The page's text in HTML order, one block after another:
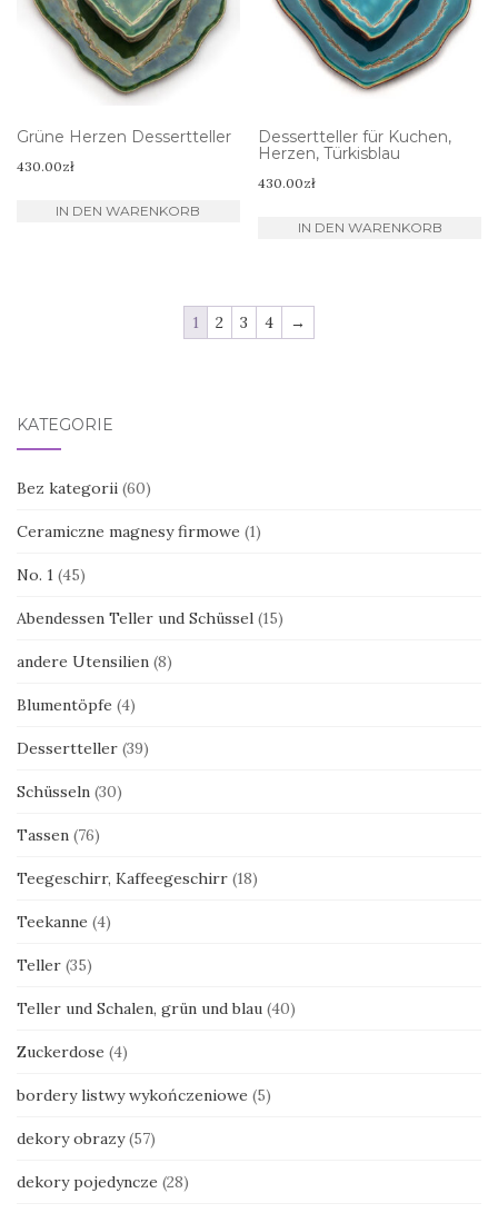
Grüne Herzen Dessertteller
430.00zł
IN DEN WARENKORB
Dessertteller für Kuchen,
Herzen, Türkisblau
430.00zł
IN DEN WARENKORB
1 2 3 4 →
KATEGORIE
Bez kategorii (60)
Ceramiczne magnesy firmowe (1)
No. 1 (45)
Abendessen Teller und Schüssel (15)
andere Utensilien (8)
Blumentöpfe (4)
Dessertteller (39)
Schüsseln (30)
Tassen (76)
Teegeschirr, Kaffeegeschirr (18)
Teekanne (4)
Teller (35)
Teller und Schalen, grün und blau (40)
Zuckerdose (4)
bordery listwy wykończeniowe (5)
dekory obrazy (57)
dekory pojedyncze (28)